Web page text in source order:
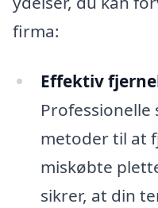
firma:
Effektiv
metoder til at
miskøbte
sikrer, at din